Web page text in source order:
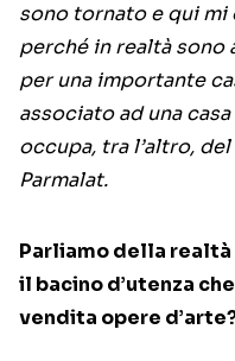
sono tornato e qui
perché in realtà sono
per una importante
associato ad una
occupa, tra l’altro,
Parmalat.
Parliamo della realtà
il bacino d’utenza
vendita opere